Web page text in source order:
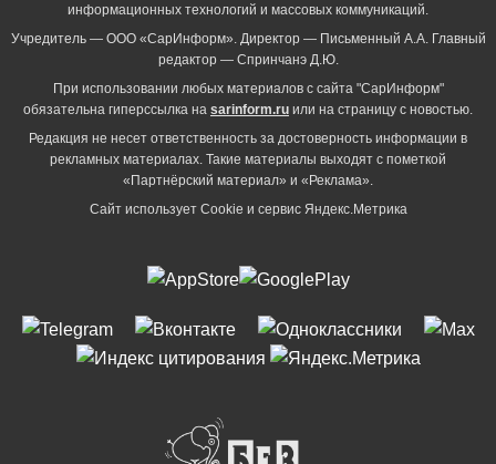
информационных технологий и массовых коммуникаций.
Учредитель — ООО «СарИнформ». Директор — Письменный А.А. Главный
редактор — Спринчанэ Д.Ю.
При использовании любых материалов с сайта "СарИнформ"
обязательна гиперссылка на sarinform.ru или на страницу с новостью.
Редакция не несет ответственность за достоверность информации в
рекламных материалах. Такие материалы выходят с пометкой
«Партнёрский материал» и «Реклама».
Сайт использует Cookie и сервиc Яндекс.Метрика